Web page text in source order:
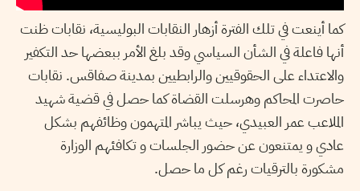
كما أينعت في تلك الفترة أزهار النقابات البوليسية، نقابات ظنت
أنها فاعلة في الشأن السياسي وقد بلغ الأمر ببعضها حد التكفير
والاعتداء على الحقوقيين والرابطيين بمدينة صفاقس. نقابات
حاصرت المحاكم وهرسلت القضاة كما حصل في قضية شهيد
الملاعب عمر العبيدي، حيث يباشر المتهمون وظائفهم بشكل
عادي و يمتنعون عن حضور الجلسات و تكافئهم الوزارة
مشكورة بالترقيات رغم كل ما حصل.